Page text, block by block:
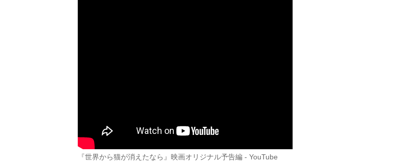
『世界から猫が消えたなら』映画オリジナル予告編 - YouTube